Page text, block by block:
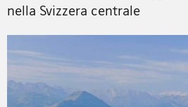
nella Svizzera centrale